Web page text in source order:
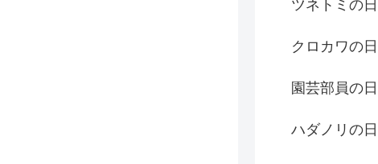
ツネトミの
クロカワの
園芸部員の
ハダノリの